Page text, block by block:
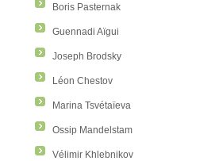
Boris Pasternak
Guennadi Aïgui
Joseph Brodsky
Léon Chestov
Marina Tsvétaïeva
Ossip Mandelstam
Vélimir Khlebnikov